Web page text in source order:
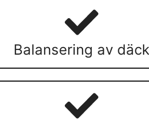
Balansering av däck